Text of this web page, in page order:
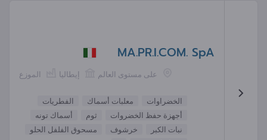
MA.PR.I.COM. SpA
الموزع إيطاليا على مستوى العالم
الخضراوات معلبات أسماك
الفطريات
أجهزة حفظ الخضروات
ثوم
أسماك تونه
نبات الكبر
خرشوف
مسحوق الفلفل الحلو